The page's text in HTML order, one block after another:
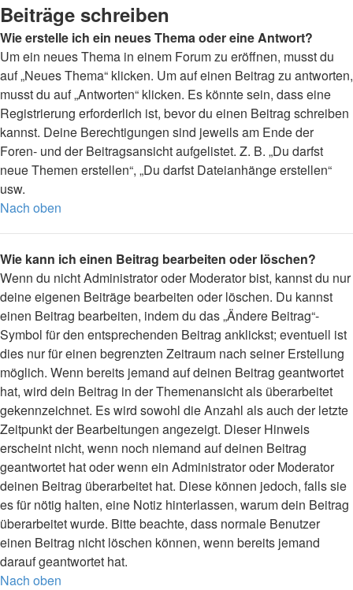
Beiträge schreiben
Wie erstelle ich ein neues Thema oder eine Antwort?
Um ein neues Thema in einem Forum zu eröffnen, musst du
auf „Neues Thema“ klicken. Um auf einen Beitrag zu antworten,
musst du auf „Antworten“ klicken. Es könnte sein, dass eine
Registrierung erforderlich ist, bevor du einen Beitrag schreiben
kannst. Deine Berechtigungen sind jeweils am Ende der
Foren- und der Beitragsansicht aufgelistet. Z. B. „Du darfst
neue Themen erstellen“, „Du darfst Dateianhänge erstellen“
usw.
Nach oben
Wie kann ich einen Beitrag bearbeiten oder löschen?
Wenn du nicht Administrator oder Moderator bist, kannst du nur
deine eigenen Beiträge bearbeiten oder löschen. Du kannst
einen Beitrag bearbeiten, indem du das „Ändere Beitrag“-
Symbol für den entsprechenden Beitrag anklickst; eventuell ist
dies nur für einen begrenzten Zeitraum nach seiner Erstellung
möglich. Wenn bereits jemand auf deinen Beitrag geantwortet
hat, wird dein Beitrag in der Themenansicht als überarbeitet
gekennzeichnet. Es wird sowohl die Anzahl als auch der letzte
Zeitpunkt der Bearbeitungen angezeigt. Dieser Hinweis
erscheint nicht, wenn noch niemand auf deinen Beitrag
geantwortet hat oder wenn ein Administrator oder Moderator
deinen Beitrag überarbeitet hat. Diese können jedoch, falls sie
es für nötig halten, eine Notiz hinterlassen, warum dein Beitrag
überarbeitet wurde. Bitte beachte, dass normale Benutzer
einen Beitrag nicht löschen können, wenn bereits jemand
darauf geantwortet hat.
Nach oben